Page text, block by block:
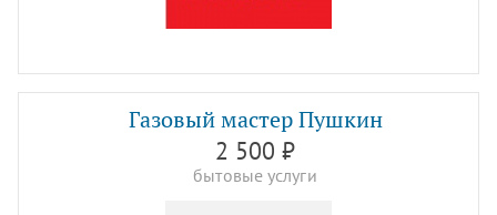
Газовый мастер Пушкин
2 500 ₽
бытовые услуги